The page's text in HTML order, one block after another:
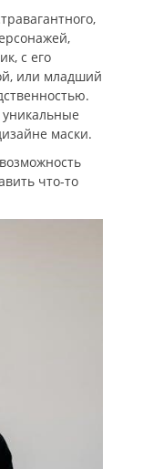
с его
или младший
маски.
что-то